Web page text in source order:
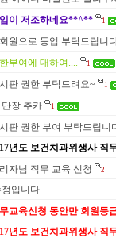
이 저조하네요**^** 1
원으로 등업 부탁드립니
부여에 대하여.... 1
판 권한 부탁드려요~ 1
장 추카 1
판 권한 부여 부탁드립니
년도 보건치과위생사 직
자님 직무 교육 신청 2
정입니다
교육신청 동안만 회원등
년도 보건치과위생사 직